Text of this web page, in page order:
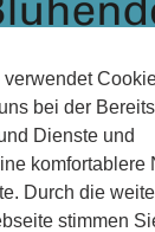
bei der
Dienste und
komfortablere
Durch die
stimmen